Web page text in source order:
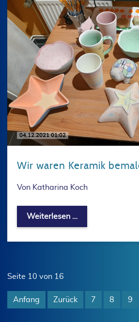
04.12.2021 01:02
Wir waren Keramik
Von Katharina Koch
Weiterlesen …
Seite 10 von 16
Anfang Zurück 7 8 9